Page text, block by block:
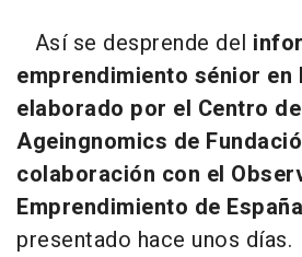
Así se desprende del
emprendimiento sénior en
elaborado por el Centro
Ageingnomics de
colaboración con el
Emprendimiento de España
presentado hace unos días.